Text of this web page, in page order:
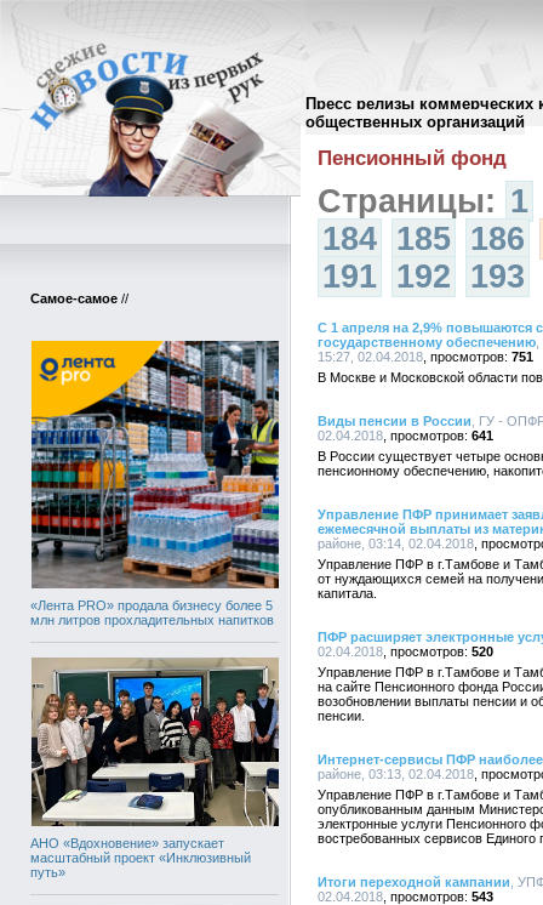
Пресс релизы коммерческих
общественных организаций
Самое-самое //
«Лента PRO» продала бизнесу более 5
млн литров прохладительных напитков
АНО «Вдохновение» запускает
масштабный проект «Инклюзивный
путь»
Архив пресс-релизов//
Пенсионный фонд
Страницы: 1
184 185 186
191 192 193
С 1 апреля на 2,9% повышаются
государственному обеспечению
15:27, 02.04.2018
751
В Москве и Московской области
Виды пенсии в России , ГУ -
02.04.2018
641
В России существует четыре
пенсионному обеспечению,
Управление ПФР принимает
ежемесячной выплаты из
районе, 03:14, 02.04.2018
Управление ПФР в г.Тамбове и
от нуждающихся семей на
капитала.
ПФР расширяет электронные
02.04.2018
520
Управление ПФР в г.Тамбове и
на сайте Пенсионного фонда
возобновлении выплаты пенсии и
пенсии.
Интернет-сервисы ПФР
районе, 03:13, 02.04.2018
Управление ПФР в г.Тамбове и
опубликованным данным
электронные услуги Пенсионного
востребованных сервисов Единого
Итоги переходной кампании ,
02.04.2018
543